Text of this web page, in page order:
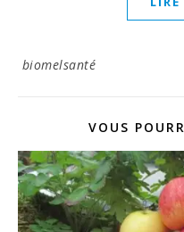
biomelsanté
VOUS